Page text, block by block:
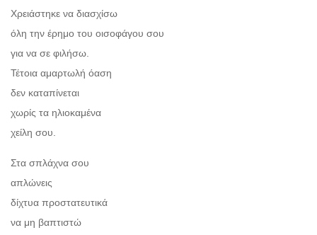
Χρειάστηκε να διασχίσω
όλη την έρημο του οισοφάγου σου
για να σε φιλήσω.
Τέτοια αμαρτωλή όαση
δεν καταπίνεται
χωρίς τα ηλιοκαμένα
χείλη σου.
Στα σπλάχνα σου
απλώνεις
δίχτυα προστατευτικά
να μη βαπτιστώ